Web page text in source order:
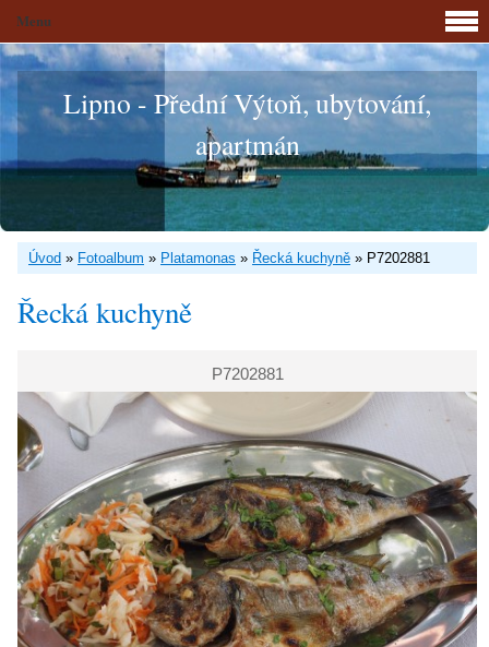
Lipno - Přední Výtoň, ubytování,
apartmán
Úvod » Fotoalbum » Platamonas » Řecká kuchyně » P7202881
Řecká kuchyně
P7202881
Menu